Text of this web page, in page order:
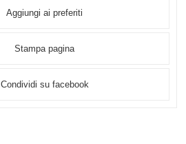
Aggiungi ai preferiti
Stampa pagina
Condividi su facebook